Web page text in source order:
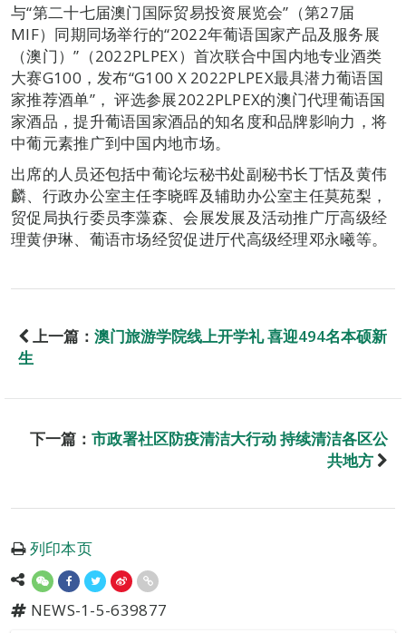
与“第二十七届澳门国际贸易投资展览会”（第27届
MIF）同期同场举行的“2022年葡语国家产品及服务展
（澳门）”（2022PLPEX）首次联合中国内地专业酒类
大赛G100，发布“G100 X 2022PLPEX最具潜力葡语国
家推荐酒单”， 评选参展2022PLPEX的澳门代理葡语国
家酒品，提升葡语国家酒品的知名度和品牌影响力，将
中葡元素推广到中国内地市场。
出席的人员还包括中葡论坛秘书处副秘书长丁恬及黄伟
麟、行政办公室主任李晓晖及辅助办公室主任莫苑梨，
贸促局执行委员李藻森、会展发展及活动推广厅高级经
理黄伊琳、葡语市场经贸促进厅代高级经理邓永曦等。
上一篇： 澳门旅游学院线上开学礼 喜迎494名本硕新
生
下一篇： 市政署社区防疫清洁大行动 持续清洁各区公
共地方
列印本页
NEWS-1-5-639877